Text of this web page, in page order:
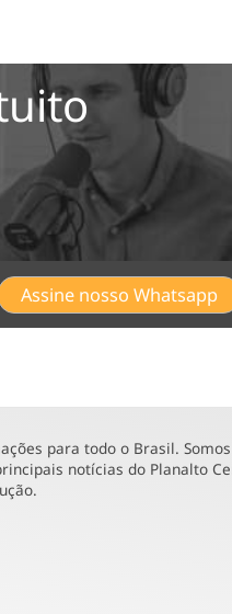
Assine nosso Whatsapp
para todo o Brasil.
notícias do Planalto